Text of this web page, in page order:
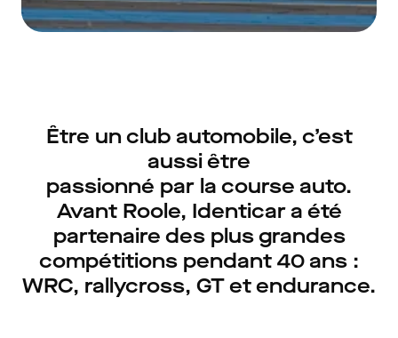
Être un club automobile, c’est
aussi être
passionné par la course auto.
Avant Roole, Identicar a été
partenaire des plus grandes
compétitions pendant 40 ans :
WRC, rallycross, GT et endurance.